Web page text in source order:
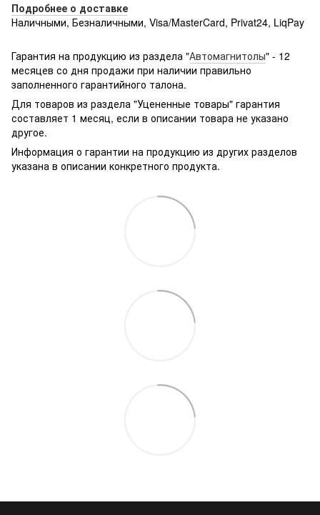
Подробнее о доставке
Наличными, Безналичными, Visa/MasterCard, Privat24, LiqPay
g361hhadsek/p3316040/#
Гарантия на продукцию из раздела "Автомагнитолы" - 12
месяцев со дня продажи при наличии правильно
заполненного гарантийного талона.
Для товаров из раздела "Уцененные товары" гарантия
составляет 1 месяц, если в описании товара не указано
другое.
Информация о гарантии на продукцию из других разделов
указана в описании конкретного продукта.